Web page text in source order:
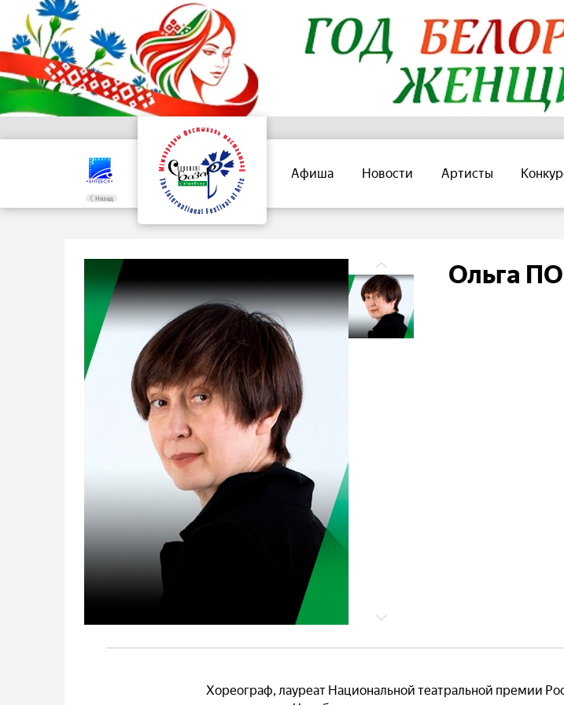
Назад
Афиша Новости Артисты
Ольга
Хореограф, лауреат Национальной театральной премии